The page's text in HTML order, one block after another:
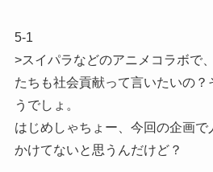
5-1
>スイパラなどのアニメコラボで
たちも社会貢献って言いたいの
うでしょ。
はじめしゃちょー、今回の企画で
かけてないと思うんだけど？